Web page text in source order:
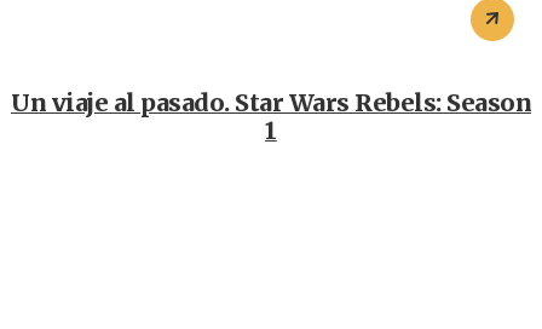
Un viaje al pasado. Star Wars Rebels: Season
1